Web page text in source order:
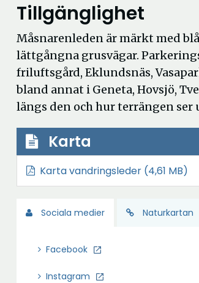
Tillgänglighet
Måsnarenleden är märkt med
lättgångna grusvägar.
friluftsgård, Eklundsnäs,
bland annat i Geneta, Hovsjö,
längs den och hur terrängen
Karta
Karta vandringslederÖ
p
(4,61 MB)
Sociala medier Naturkartan
Facebook
Instagram